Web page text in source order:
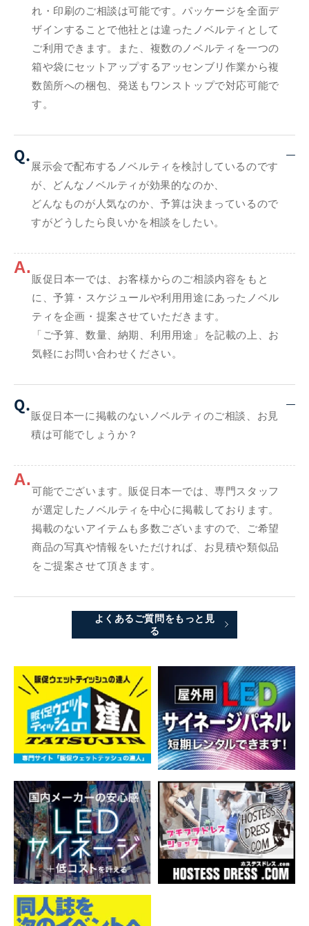
れ・印刷のご相談は可能です。パッケージを全面デ
ザインすることで他社とは違ったノベルティとして
ご利用できます。また、複数のノベルティを一つの
箱や袋にセットアップするアッセンブリ作業から複
数箇所への梱包、発送もワンストップで対応可能で
す。
Q.
展示会で配布するノベルティを検討しているのです
が、どんなノベルティが効果的なのか、
どんなものが人気なのか、予算は決まっているので
すがどうしたら良いかを相談をしたい。
A.
販促日本一では、お客様からのご相談内容をもと
に、予算・スケジュールや利用用途にあったノベル
ティを企画・提案させていただきます。
「ご予算、数量、納期、利用用途」を記載の上、お
気軽にお問い合わせください。
Q.
販促日本一に掲載のないノベルティのご相談、お見
積は可能でしょうか？
A.
可能でございます。販促日本一では、専門スタッフ
が選定したノベルティを中心に掲載しております。
掲載のないアイテムも多数ございますので、ご希望
商品の写真や情報をいただければ、お見積や類似品
をご提案させて頂きます。
よくあるご質問をもっと見
る